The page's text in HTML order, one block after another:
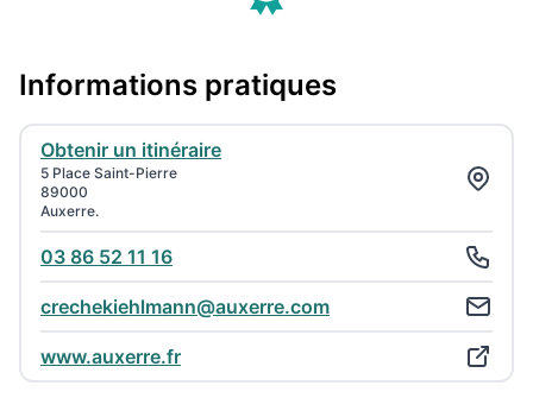
Informations pratiques
Obtenir un itinéraire
5 Place Saint-Pierre
89000
Auxerre.
03 86 52 11 16
crechekiehlmann@auxerre.com
www.auxerre.fr